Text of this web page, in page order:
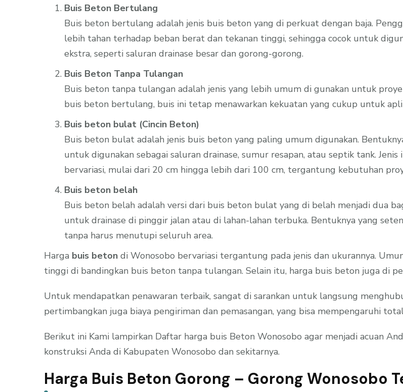
Buis Beton Bertulang
Buis beton bertulang adalah jenis buis beton yang di perkuat dengan baja.
lebih tahan terhadap beban berat dan tekanan tinggi, sehingga cocok untuk
ekstra, seperti saluran drainase besar dan gorong-gorong.
Buis Beton Tanpa Tulangan
Buis beton tanpa tulangan adalah jenis yang lebih umum di gunakan untuk
buis beton bertulang, buis ini tetap menawarkan kekuatan yang cukup untuk
Buis beton bulat (Cincin Beton)
Buis beton bulat adalah jenis buis beton yang paling umum digunakan.
untuk digunakan sebagai saluran drainase, sumur resapan, atau septik tank.
bervariasi, mulai dari 20 cm hingga lebih dari 100 cm, tergantung kebutuhan
Buis beton belah
Buis beton belah adalah versi dari buis beton bulat yang di belah menjadi dua
untuk drainase di pinggir jalan atau di lahan-lahan terbuka. Bentuknya yang
tanpa harus menutupi seluruh area.
Harga buis beton di Wonosobo bervariasi tergantung pada jenis dan ukurannya.
tinggi di bandingkan buis beton tanpa tulangan. Selain itu, harga buis beton juga di
Untuk mendapatkan penawaran terbaik, sangat di sarankan untuk langsung
pertimbangkan juga biaya pengiriman dan pemasangan, yang bisa mempengaruhi
Berikut ini Kami lampirkan Daftar harga buis Beton Wonosobo agar menjadi acuan
konstruksi Anda di Kabupaten Wonosobo dan sekitarnya.
Harga Buis Beton Gorong – Gorong Wonosobo